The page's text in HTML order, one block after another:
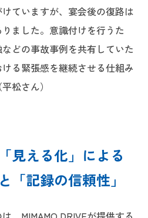
ていますが、宴会後の復路は
ました。意識付けを行うた
どの事故事例を共有していた
る緊張感を継続させる仕組み
松さん）
見える化」による
「記録の信頼性」